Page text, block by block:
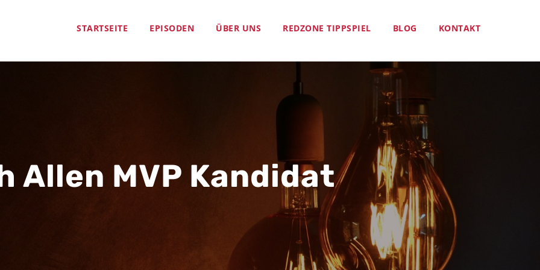
STARTSEITE EPISODEN ÜBER UNS REDZONE TIPPSPIEL BLOG KONTAKT
Allen MVP Kandidat